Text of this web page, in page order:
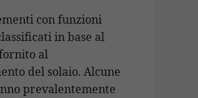
con funzioni
in base al
al
del solaio. Alcune
prevalentemente